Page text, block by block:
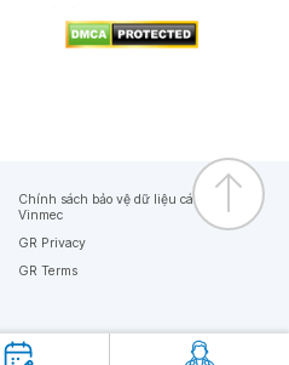
Chính sách bảo vệ dữ liệu cá nhân của
Vinmec
GR Privacy
GR Terms